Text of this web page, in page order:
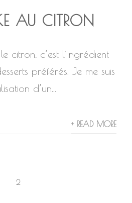
AU CITRON
citron, c’est l’ingrédient
préférés. Je me suis
d’un...
+ READ MORE
2